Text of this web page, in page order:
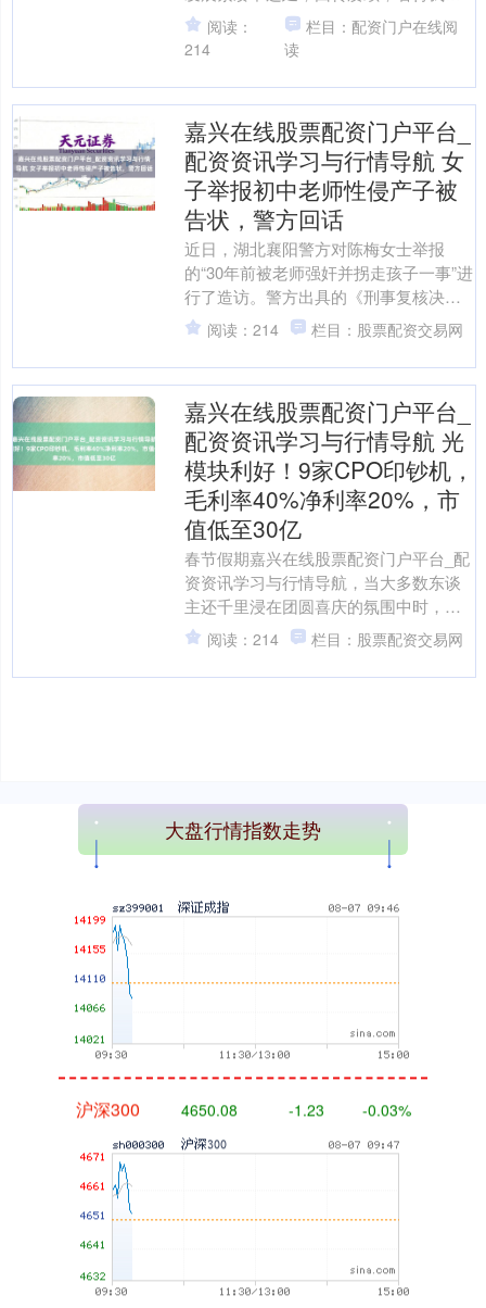
花头晕。透顶是一册让东谈主进退维谷
的爆款好书，保举众人去读....
阅读：
214
栏目：配资门户在线阅
读
嘉兴在线股票配资门户平台_
配资资讯学习与行情导航 女
子举报初中老师性侵产子被
告状，警方回话
近日，湖北襄阳警方对陈梅女士举报
的“30年前被老师强奸并拐走孩子一事”进
行了造访。警方出具的《刑事复核决定
书》表示，现存凭据能证实高强与陈梅
发生过探讨，但不成证....
阅读：214 栏目：股票配资交易网
嘉兴在线股票配资门户平台_
配资资讯学习与行情导航 光
模块利好！9家CPO印钞机，
毛利率40%净利率20%，市
值低至30亿
春节假期嘉兴在线股票配资门户平台_配
资资讯学习与行情导航，当大多数东谈
主还千里浸在团圆喜庆的氛围中时，中
国光谷的一些工场里却是另一番景色：
坐蓐线24小时轰鸣，满....
阅读：214 栏目：股票配资交易网
大盘行情指数走势
3886.66 -13.70 -0.35%
深证成指 14055.35 -54.77